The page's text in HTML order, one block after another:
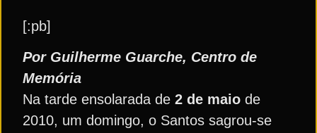
[:pb]
Por Guilherme Guarche, Centro de
Memória
Na tarde ensolarada de 2 de maio de
2010, um domingo, o Santos sagrou-se